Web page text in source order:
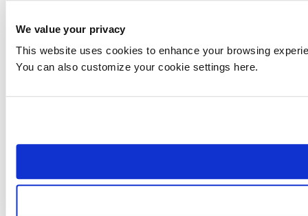
We value your privacy
This website uses cookies to enhance your browsing
You can also customize your cookie settings here.